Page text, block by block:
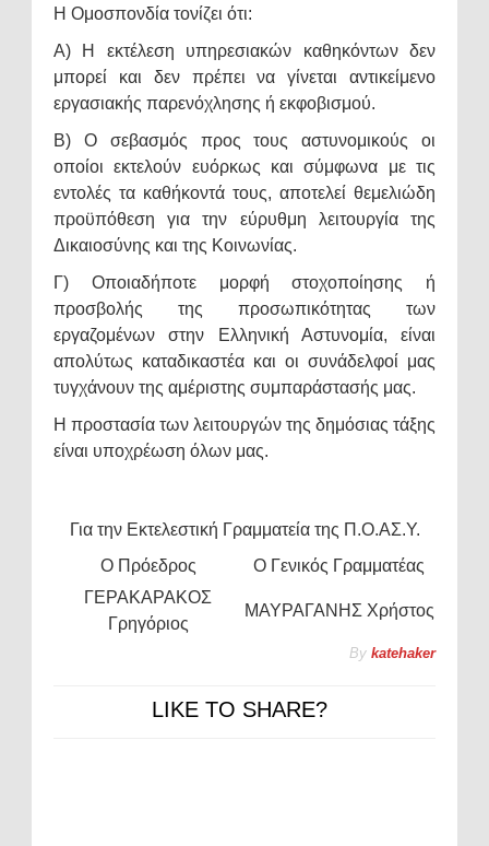
Η Ομοσπονδία τονίζει ότι:
Α) Η εκτέλεση υπηρεσιακών καθηκόντων δεν
μπορεί και δεν πρέπει να γίνεται αντικείμενο
εργασιακής παρενόχλησης ή εκφοβισμού.
Β) Ο σεβασμός προς τους αστυνομικούς οι
οποίοι εκτελούν ευόρκως και σύμφωνα με τις
εντολές τα καθήκοντά τους, αποτελεί θεμελιώδη
προϋπόθεση για την εύρυθμη λειτουργία της
Δικαιοσύνης και της Κοινωνίας.
Γ) Οποιαδήποτε μορφή στοχοποίησης ή
προσβολής της προσωπικότητας των
εργαζομένων στην Ελληνική Αστυνομία, είναι
απολύτως καταδικαστέα και οι συνάδελφοί μας
τυγχάνουν της αμέριστης συμπαράστασής μας.
Η προστασία των λειτουργών της δημόσιας τάξης
είναι υποχρέωση όλων μας.
Για την Εκτελεστική Γραμματεία της Π.Ο.ΑΣ.Υ.
O Πρόεδρος
Ο Γενικός Γραμματέας
ΓΕΡΑΚΑΡΑΚΟΣ
Γρηγόριος
ΜΑΥΡΑΓΑΝΗΣ Χρήστος
By katehaker
LIKE TO SHARE?